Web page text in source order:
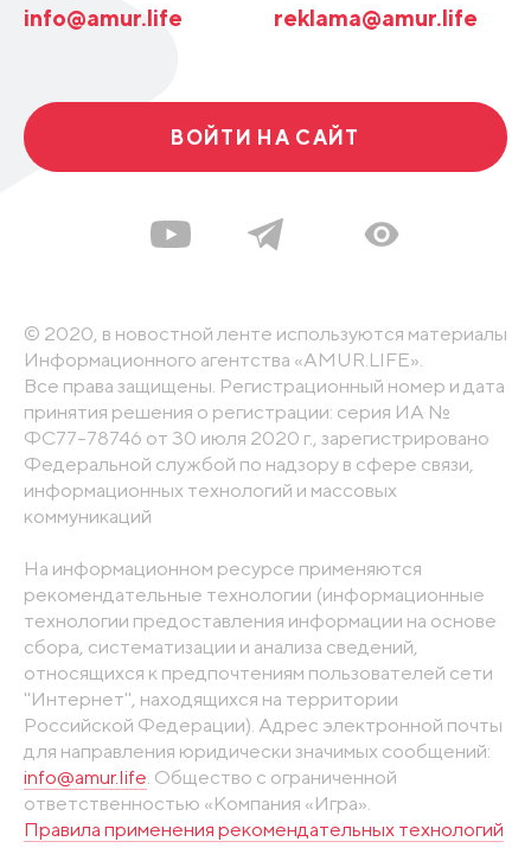
info@amur.life reklama@amur.life
ВОЙТИ НА САЙТ
© 2020, в новостной ленте используются материалы
Информационного агентства «AMUR.LIFE».
Все права защищены. Регистрационный номер и дата
принятия решения о регистрации: серия ИА №
ФС77-78746 от 30 июля 2020 г., зарегистрировано
Федеральной службой по надзору в сфере связи,
информационных технологий и массовых
коммуникаций
На информационном ресурсе применяются
рекомендательные технологии (информационные
технологии предоставления информации на основе
сбора, систематизации и анализа сведений,
относящихся к предпочтениям пользователей сети
"Интернет", находящихся на территории
Российской Федерации). Адрес электронной почты
для направления юридически значимых сообщений:
info@amur.life . Общество с ограниченной
ответственностью «Компания «Игра».
Правила применения рекомендательных технологий